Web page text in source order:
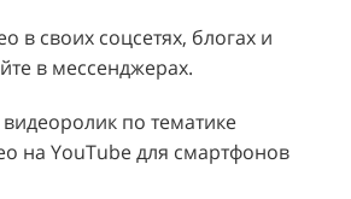
в своих соцсетях, блогах и
в мессенджерах.
по тематике
на YouTube для смартфонов